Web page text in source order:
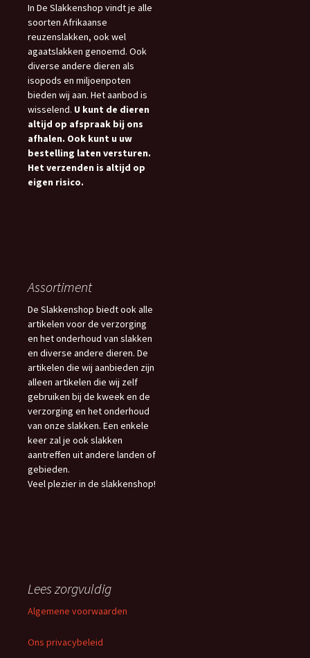
In De Slakkenshop vindt je alle
soorten Afrikaanse
reuzenslakken, ook wel
agaatslakken genoemd. Ook
diverse andere dieren als
isopods en miljoenpoten
bieden wij aan. Het aanbod is
wisselend. U kunt de dieren
altijd op afspraak bij ons
afhalen. Ook kunt u uw
bestelling laten versturen.
Het verzenden is altijd op
eigen risico.
Assortiment
De Slakkenshop biedt ook alle
artikelen voor de verzorging
en het onderhoud van slakken
en diverse andere dieren. De
artikelen die wij aanbieden zijn
alleen artikelen die wij zelf
gebruiken bij de kweek en de
verzorging en het onderhoud
van onze slakken. Een enkele
keer zal je ook slakken
aantreffen uit andere landen of
gebieden.
Veel plezier in de slakkenshop!
Lees zorgvuldig
Algemene voorwaarden
Ons privacybeleid